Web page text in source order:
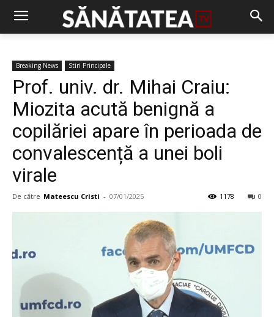
Breaking News Stiri Principale
Prof. univ. dr. Mihai Craiu:
Miozita acută benignă a
copilăriei apare în perioada de
convalescență a unei boli
virale
De către Mateescu Cristi - 07/01/2025 0
1178